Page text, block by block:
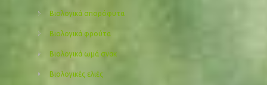
Βιολογικά σπορόφυτα
Βιολογικά φρούτα
Βιολογικά ωμά σνακ
Βιολογικές ελιές